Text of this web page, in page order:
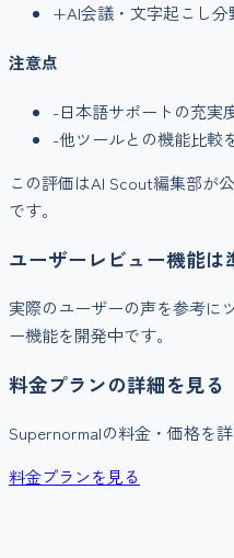
+AI会議・文字起こし分
注意点
-日本語サポートの充実
-他ツールとの機能比較
この評価はAI Scout編集部が
です。
ユーザーレビュー機能は
実際のユーザーの声を参考に
ー機能を開発中です。
料金プランの詳細を見る
Supernormalの料金・価格を
料金プランを見る